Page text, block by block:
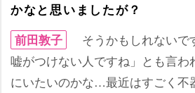
かなと思いましたが？
前田敦子
そうかもしれないで
嘘がつけない人ですね」とも言わ
にいたいのかな…最近はすごく不